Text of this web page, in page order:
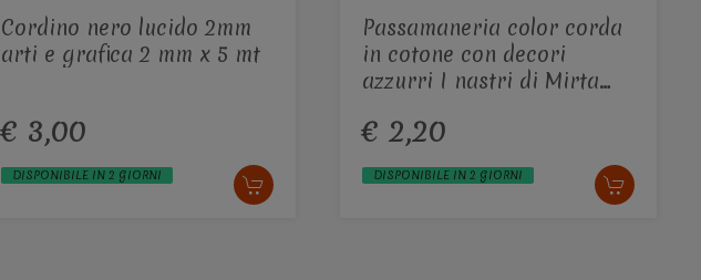
Cordino nero lucido 2mm
arti e grafica 2 mm x 5 mt
€ 3,00
DISPONIBILE IN 2 GIORNI
Passamaneria color corda
in cotone con decori
azzurri I nastri di Mirta
€ 2,20
DISPONIBILE IN 2 GIORNI